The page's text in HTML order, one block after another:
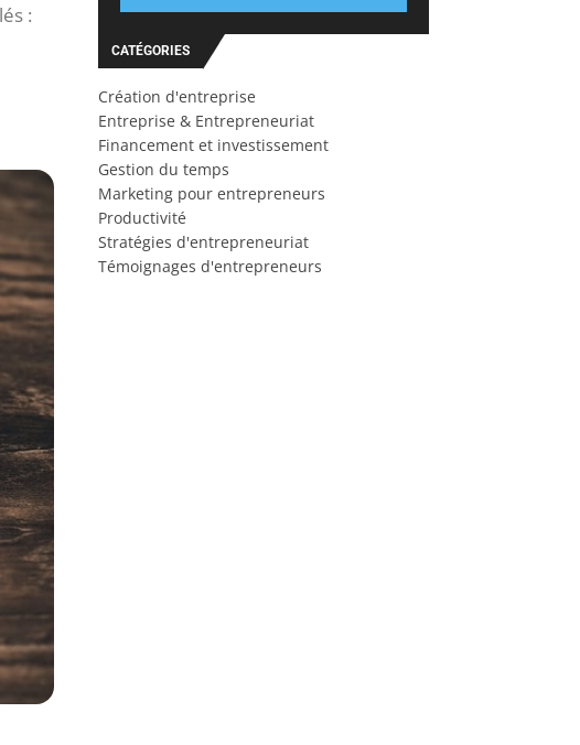
:
CATÉGORIES
Création d'entreprise
Entreprise & Entrepreneuriat
Financement et investissement
Gestion du temps
Marketing pour entrepreneurs
Productivité
Stratégies d'entrepreneuriat
Témoignages d'entrepreneurs